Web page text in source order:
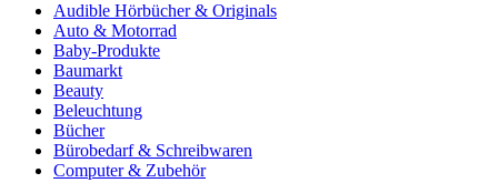
Audible Hörbücher & Originals
Auto & Motorrad
Baby-Produkte
Baumarkt
Beauty
Beleuchtung
Bücher
Bürobedarf & Schreibwaren
Computer & Zubehör